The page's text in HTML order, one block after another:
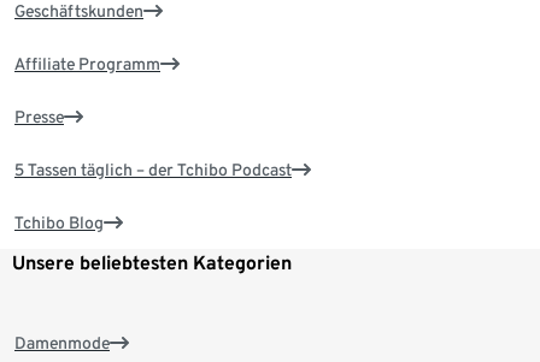
Geschäftskunden
Affiliate Programm
Presse
5 Tassen täglich – der Tchibo Podcast
Tchibo Blog
Unsere beliebtesten Kategorien
Damenmode